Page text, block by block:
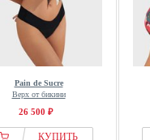
Pain de Sucre
Верх от бикини
26 500 ₽
КУПИТЬ